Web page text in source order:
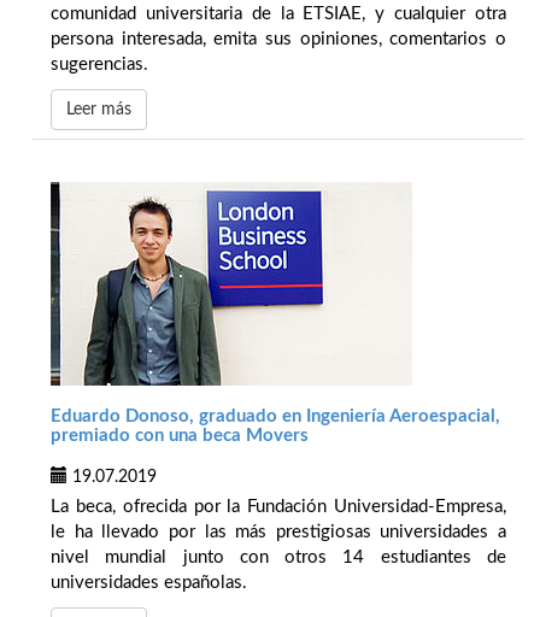
comunidad universitaria de la ETSIAE, y cualquier otra
persona interesada, emita sus opiniones, comentarios o
sugerencias.
Leer más
Eduardo Donoso, graduado en Ingeniería Aeroespacial,
premiado con una beca Movers
19.07.2019
La beca, ofrecida por la Fundación Universidad-Empresa,
le ha llevado por las más prestigiosas universidades a
nivel mundial junto con otros 14 estudiantes de
universidades españolas.